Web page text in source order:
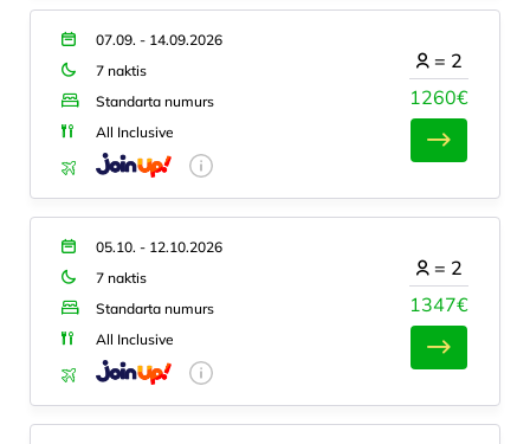
07.09. - 14.09.2026
7 naktis
Standarta numurs
All Inclusive
1260€
= 2
05.10. - 12.10.2026
7 naktis
Standarta numurs
All Inclusive
1347€
= 2